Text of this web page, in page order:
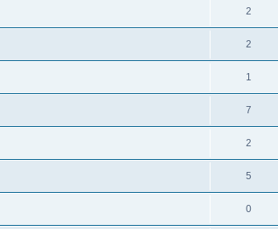
2
2
1
7
2
5
0